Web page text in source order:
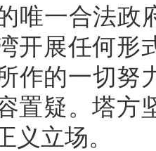
唯一合法政
开展任何形
作的一切努
置疑。塔方
义立场。